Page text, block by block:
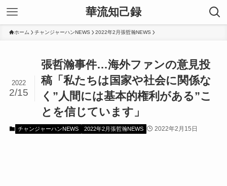
華流知己録
ホーム チャンジャーハンNEWS 2022年2月張哲瀚NEWS
張哲瀚事件…海外ファンの意見投
稿「私たちは国家や社会に関係な
く”人間には基本的権利がある”こ
とを信じています」
2022
2/15
チャンジャーハンNEWS 2022年2月張哲瀚NEWS 2022年2月15日